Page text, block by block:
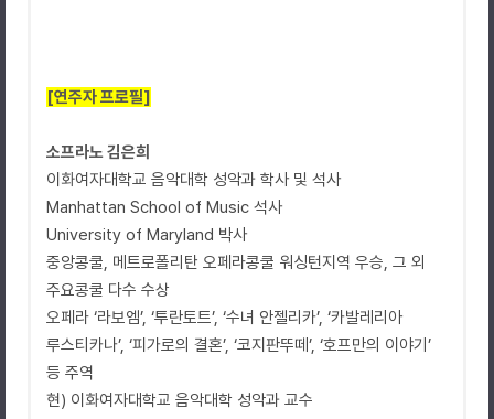
[연주자 프로필]
소프라노 김은희
이화여자대학교 음악대학 성악과 학사 및 석사
Manhattan School of Music 석사
University of Maryland 박사
중앙콩쿨, 메트로폴리탄 오페라콩쿨 워싱턴지역 우승, 그 외
주요콩쿨 다수 수상
오페라 ‘라보엠’, ‘투란토트’, ‘수녀 안젤리카’, ‘카발레리아
루스티카나’, ‘피가로의 결혼’, ‘코지판뚜떼’, ‘호프만의 이야기’
등 주역
현) 이화여자대학교 음악대학 성악과 교수